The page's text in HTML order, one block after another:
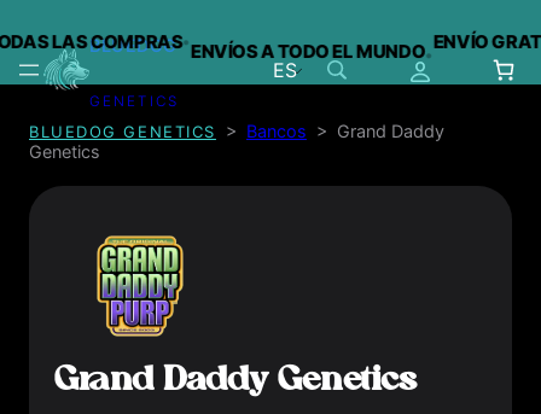
contenido
LAS COMPRAS·ENVÍOS A TODO EL MUNDO·ENVÍO
BLUEDOG
GENETICS
ES
BLUEDOG GENETICS > Bancos > Grand Daddy
Genetics
Grand Daddy Genetics